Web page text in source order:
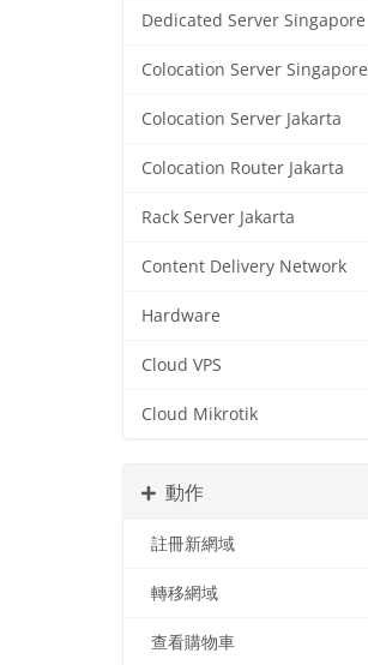
Dedicated Server Singapore
Colocation Server Singapore
Colocation Server Jakarta
Colocation Router Jakarta
Rack Server Jakarta
Content Delivery Network
Hardware
Cloud VPS
Cloud Mikrotik
動作
註冊新網域
轉移網域
查看購物車